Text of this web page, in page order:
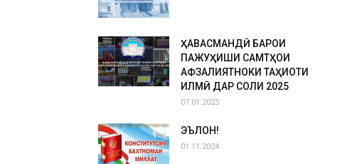
ҲАВАСМАНДӢ БАРОИ
ПАЖУҲИШИ САМТҲОИ
АФЗАЛИЯТНОКИ ТАҲҚИҚОТИ
ИЛМӢ ДАР СОЛИ 2025
07.01.2025
ЭЪЛОН!
01.11.2024